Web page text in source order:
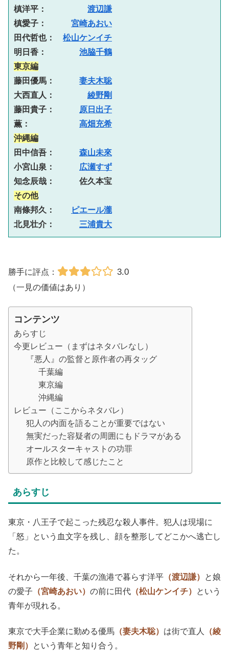
槙洋平： 渡辺謙
槙愛子： 宮崎あおい
田代哲也： 松山ケンイチ
明日香： 池脇千鶴
東京編
藤田優馬： 妻夫木聡
大西直人： 綾野剛
藤田貴子： 原日出子
薫： 高畑充希
沖縄編
田中信吾： 森山未來
小宮山泉： 広瀬すず
知念辰哉：　　　佐久本宝
その他
南條邦久：
ピエール瀧
北見壮介： 三浦貴大
勝手に評点： 3.0
（一見の価値はあり）
コンテンツ
あらすじ
今更レビュー（まずはネタバレなし）
『悪人』の監督と原作者の再タッグ
千葉編
東京編
沖縄編
レビュー（ここからネタバレ）
犯人の内面を語ることが重要ではない
無実だった容疑者の周囲にもドラマがある
オールスターキャストの功罪
原作と比較して感じたこと
あらすじ
東京・八王子で起こった残忍な殺人事件。犯人は現場に
「怒」という血文字を残し、顔を整形してどこかへ逃亡し
た。
それから一年後、千葉の漁港で暮らす洋平 （渡辺謙）
と娘
の愛子 （宮崎あおい） の前に田代 （松山ケンイチ）
という
青年が現れる。
東京で大手企業に勤める優馬 （妻夫木聡） は街で直人
（綾
野剛）
という青年と知り合う。